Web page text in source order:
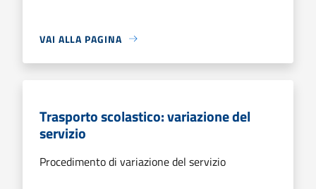
VAI ALLA PAGINA
Trasporto scolastico: variazione del
servizio
Procedimento di variazione del servizio